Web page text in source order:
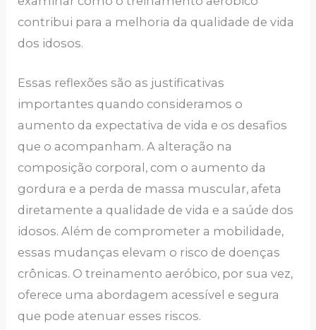
contribui para a melhoria da qualidade de vida
dos idosos.
Essas reflexões são as justificativas
importantes quando consideramos o
aumento da expectativa de vida e os desafios
que o acompanham. A alteração na
composição corporal, com o aumento da
gordura e a perda de massa muscular, afeta
diretamente a qualidade de vida e a saúde dos
idosos. Além de comprometer a mobilidade,
essas mudanças elevam o risco de doenças
crônicas. O treinamento aeróbico, por sua vez,
oferece uma abordagem acessível e segura
que pode atenuar esses riscos.